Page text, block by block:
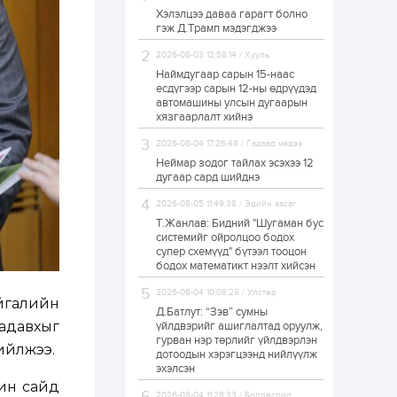
сайд
ЗГ: Автобензин,
дизель түлшний
онцгой албан
татварыг тэглэлээ
1 өдөр 2
З.Мэндсайхан:
Хүнсний нөөцийг
бэлтгэх агуулах,
зоорь бэлтгэх ААН-
үүдэд хөнгөлөлттэй
зээл олгоно
1 өдөр
Европ дахь
монголчуудын
соёлын наадам
боллоо
1 өдөр 2 0
Өнгөрсөн сард
1,439.2 кг үнэт
металл худалдан
авчээ
Хэлэлцээ даваа гарагт болно
гэж Д.Трамп мэдэгджээ
2026-08-03 12:58:14 / Хууль
Наймдугаар сарын 15-наас
есдүгээр сарын 12-ны өдрүүдэд
автомашины улсын дугаарын
хязгаарлалт хийнэ
2026-08-04 17:26:48 / Гадаад мэдээ
Неймар зодог тайлах эсэхээ 12
дугаар сард шийднэ
2026-08-05 11:49:38 / Эдийн засаг
Т.Жанлав: Бидний "Шугаман бус
системийг ойролцоо бодох
супер схемүүд" бүтээл тооцон
бодох математикт нээлт хийсэн
2026-08-04 10:08:29 / Улстөр
Д.Батлут: “Зэв” сумны
үйлдвэрийг ашиглалтад оруулж,
гурван нэр төрлийг үйлдвэрлэн
дотоодын хэрэгцээнд нийлүүлж
эхэлсэн